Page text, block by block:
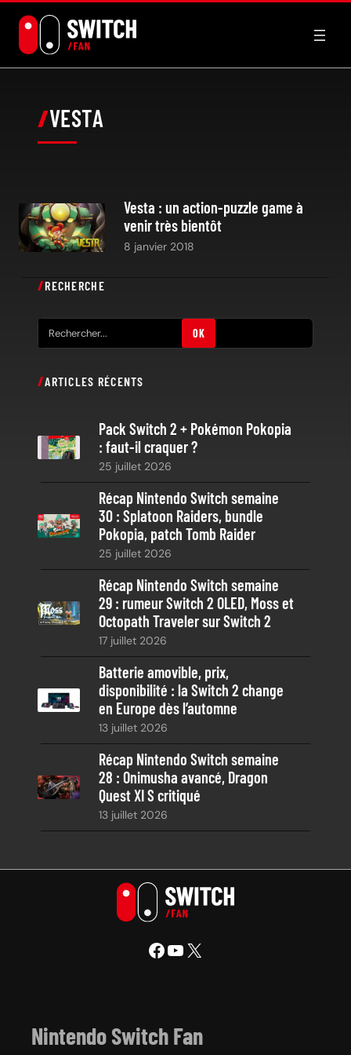
contenu
VESTA
Vesta : un action-puzzle game à
venir très bientôt
8 janvier 2018
RECHERCHE
e
h
OK
ARTICLES RÉCENTS
Pack Switch 2 + Pokémon Pokopia
: faut-il craquer ?
25 juillet 2026
Récap Nintendo Switch semaine
30 : Splatoon Raiders, bundle
Pokopia, patch Tomb Raider
25 juillet 2026
Récap Nintendo Switch semaine
29 : rumeur Switch 2 OLED, Moss et
Octopath Traveler sur Switch 2
17 juillet 2026
Batterie amovible, prix,
disponibilité : la Switch 2 change
en Europe dès l’automne
13 juillet 2026
Récap Nintendo Switch semaine
28 : Onimusha avancé, Dragon
Quest XI S critiqué
13 juillet 2026
Facebook YouTube X
Nintendo Switch Fan